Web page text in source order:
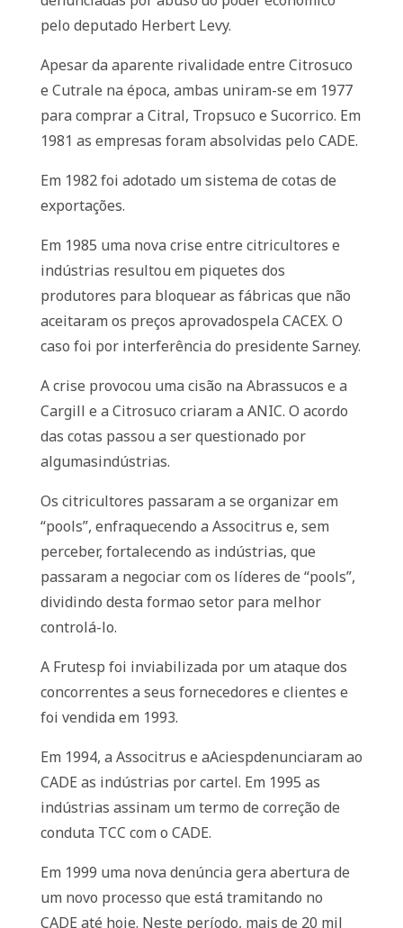
pelo deputado Herbert Levy.
Apesar da aparente rivalidade entre Citrosuco
e Cutrale na época, ambas uniram-se em 1977
para comprar a Citral, Tropsuco e Sucorrico. Em
1981 as empresas foram absolvidas pelo CADE.
Em 1982 foi adotado um sistema de cotas de
exportações.
Em 1985 uma nova crise entre citricultores e
indústrias resultou em piquetes dos
produtores para bloquear as fábricas que não
aceitaram os preços aprovadospela CACEX. O
caso foi por interferência do presidente Sarney.
A crise provocou uma cisão na Abrassucos e a
Cargill e a Citrosuco criaram a ANIC. O acordo
das cotas passou a ser questionado por
algumasindústrias.
Os citricultores passaram a se organizar em
“pools”, enfraquecendo a Associtrus e, sem
perceber, fortalecendo as indústrias, que
passaram a negociar com os líderes de “pools”,
dividindo desta formao setor para melhor
controlá-lo.
A Frutesp foi inviabilizada por um ataque dos
concorrentes a seus fornecedores e clientes e
foi vendida em 1993.
Em 1994, a Associtrus e aAciespdenunciaram ao
CADE as indústrias por cartel. Em 1995 as
indústrias assinam um termo de correção de
conduta TCC com o CADE.
Em 1999 uma nova denúncia gera abertura de
um novo processo que está tramitando no
CADE até hoje. Neste período, mais de 20 mil